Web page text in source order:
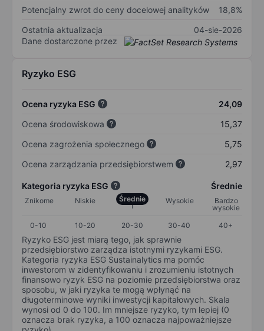
Potencjalny zwrot do ceny docelowej analityków
18,8%
Ostatnia aktualizacja
04-sie-2026
Dane dostarczone przez
Ryzyko ESG
Ocena ryzyka ESG
24,09
Ocena środowiskowa
15,37
Ocena zagrożenia społecznego
5,75
Ocena zarządzania przedsiębiorstwem
2,97
Kategoria ryzyka ESG Średnie
Znikome Niskie Średnie Wysokie
Bardzo
wysokie
0-10
10-20 20-30 30-40 40+
Ryzyko ESG jest miarą tego, jak sprawnie
przedsiębiorstwo zarządza istotnymi ryzykami ESG.
Kategoria ryzyka ESG Sustainalytics ma pomóc
inwestorom w zidentyfikowaniu i zrozumieniu istotnych
finansowo ryzyk ESG na poziomie przedsiębiorstwa oraz
sposobu, w jaki ryzyka te mogą wpłynąć na
długoterminowe wyniki inwestycji kapitałowych. Skala
wynosi od 0 do 100. Im mniejsze ryzyko, tym lepiej (0
oznacza brak ryzyka, a 100 oznacza najpoważniejsze